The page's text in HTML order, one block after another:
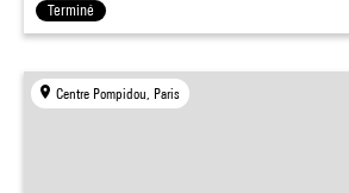
Terminé
Centre Pompidou, Paris